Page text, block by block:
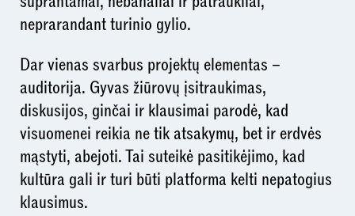
neprarandant turinio gylio.
Dar vienas svarbus projektų elementas –
auditorija. Gyvas žiūrovų įsitraukimas,
diskusijos, ginčai ir klausimai parodė, kad
visuomenei reikia ne tik atsakymų, bet ir erdvės
mąstyti, abejoti. Tai suteikė pasitikėjimo, kad
kultūra gali ir turi būti platforma kelti nepatogius
klausimus.